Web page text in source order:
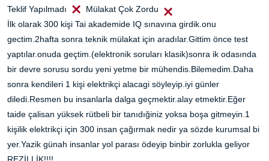
Teklif Yapılmadı
Mülakat Çok Zordu
İlk olarak 300 kişi Tai akademide IQ sınavına girdik.onu
gectim.2hafta sonra teknik mülakat için aradılar.Gittim önce test
yaptılar.onuda geçtim.(elektronik soruları klasik)sonra ik odasında
bir devre sorusu sordu yeni yetme bir mühendis.Bilemedim.Daha
sonra kendileri 1 kişi elektrikçi alacagi söyleyip.iyi günler
diledi.Resmen bu insanlarla dalga geçmektir.alay etmektir.Eğer
taide çalisan yüksek rütbeli bir tanıdığiniz yoksa boşa gitmeyin.1
kişilik elektrikçi için 300 insan çağırmak nedir ya sözde kurumsal bi
yer.Yazik günah insanlar yol parası ödeyip binbir zorlukla geliyor